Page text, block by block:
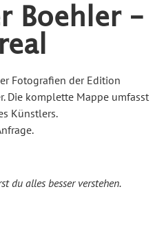
Boehler –
Fotografien der Edition
Die komplette Mappe umfasst
Künstlers.
du alles besser verstehen.